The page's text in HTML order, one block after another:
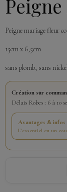
Peigne mariage fleur
15cm x 6,5cm
sans plomb, sans
Création sur
Délais Robes : 6 à 10
Avantages & infos
L’essentiel en un